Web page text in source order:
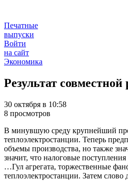
Печатные
выпуски
Войти
на сайт
Экономика
Результат совместной
30 октября в 10:58
8 просмотров
В минувшую среду крупнейший
теплоэлектростанции. Теперь
объемы производства, но также
значит, что налоговые
…Гул агрегата, торжественные
теплоэлектростанции. Затем слово